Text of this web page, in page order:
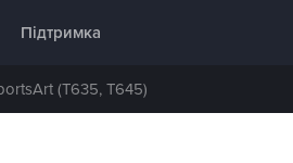
Підтримка
(T635, T645)